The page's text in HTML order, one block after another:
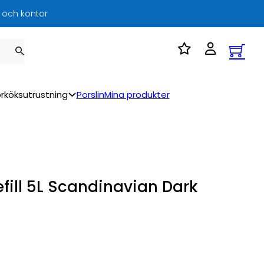
och kontor
PorslinMina produkter
5L Scandinavian Dark